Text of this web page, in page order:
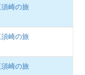
崎の旅
崎の旅
崎の旅